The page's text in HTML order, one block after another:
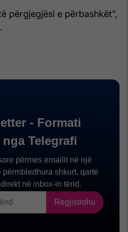
përgjegjësi e përbashkët”,